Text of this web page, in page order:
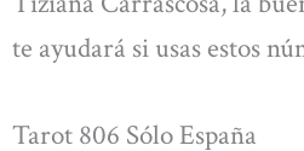
te ayudará si usas estos
Tarot 806 Sólo España